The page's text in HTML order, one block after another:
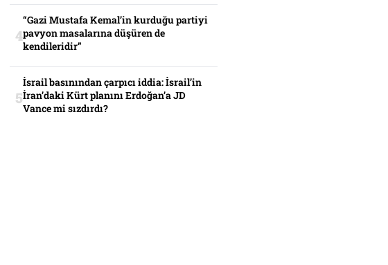
“Gazi Mustafa Kemal’in kurduğu partiyi
pavyon masalarına düşüren de
kendileridir”
İsrail basınından çarpıcı iddia: İsrail’in
İran’daki Kürt planını Erdoğan’a JD
Vance mi sızdırdı?